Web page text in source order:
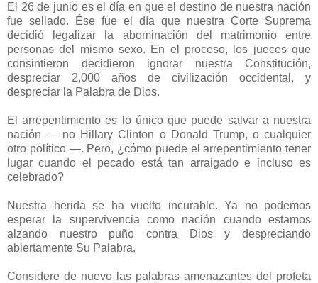
El 26 de junio es el día en que el destino de nuestra nación
fue sellado. Ése fue el día que nuestra Corte Suprema
decidió legalizar la abominación del matrimonio entre
personas del mismo sexo. En el proceso, los jueces que
consintieron decidieron ignorar nuestra Constitución,
despreciar 2,000 años de civilización occidental, y
despreciar la Palabra de Dios.
El arrepentimiento es lo único que puede salvar a nuestra
nación — no Hillary Clinton o Donald Trump, o cualquier
otro político —. Pero, ¿cómo puede el arrepentimiento tener
lugar cuando el pecado está tan arraigado e incluso es
celebrado?
Nuestra herida se ha vuelto incurable. Ya no podemos
esperar la supervivencia como nación cuando estamos
alzando nuestro puño contra Dios y despreciando
abiertamente Su Palabra.
Considere de nuevo las palabras amenazantes del profeta